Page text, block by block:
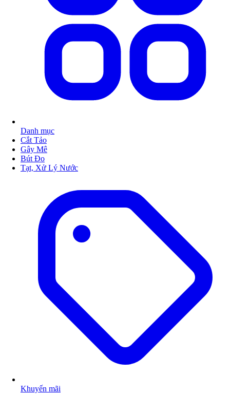
Danh mục
Cắt Tảo
Gây Mê
Bút Đo
Tạt, Xử Lý Nước
Khuyến mãi